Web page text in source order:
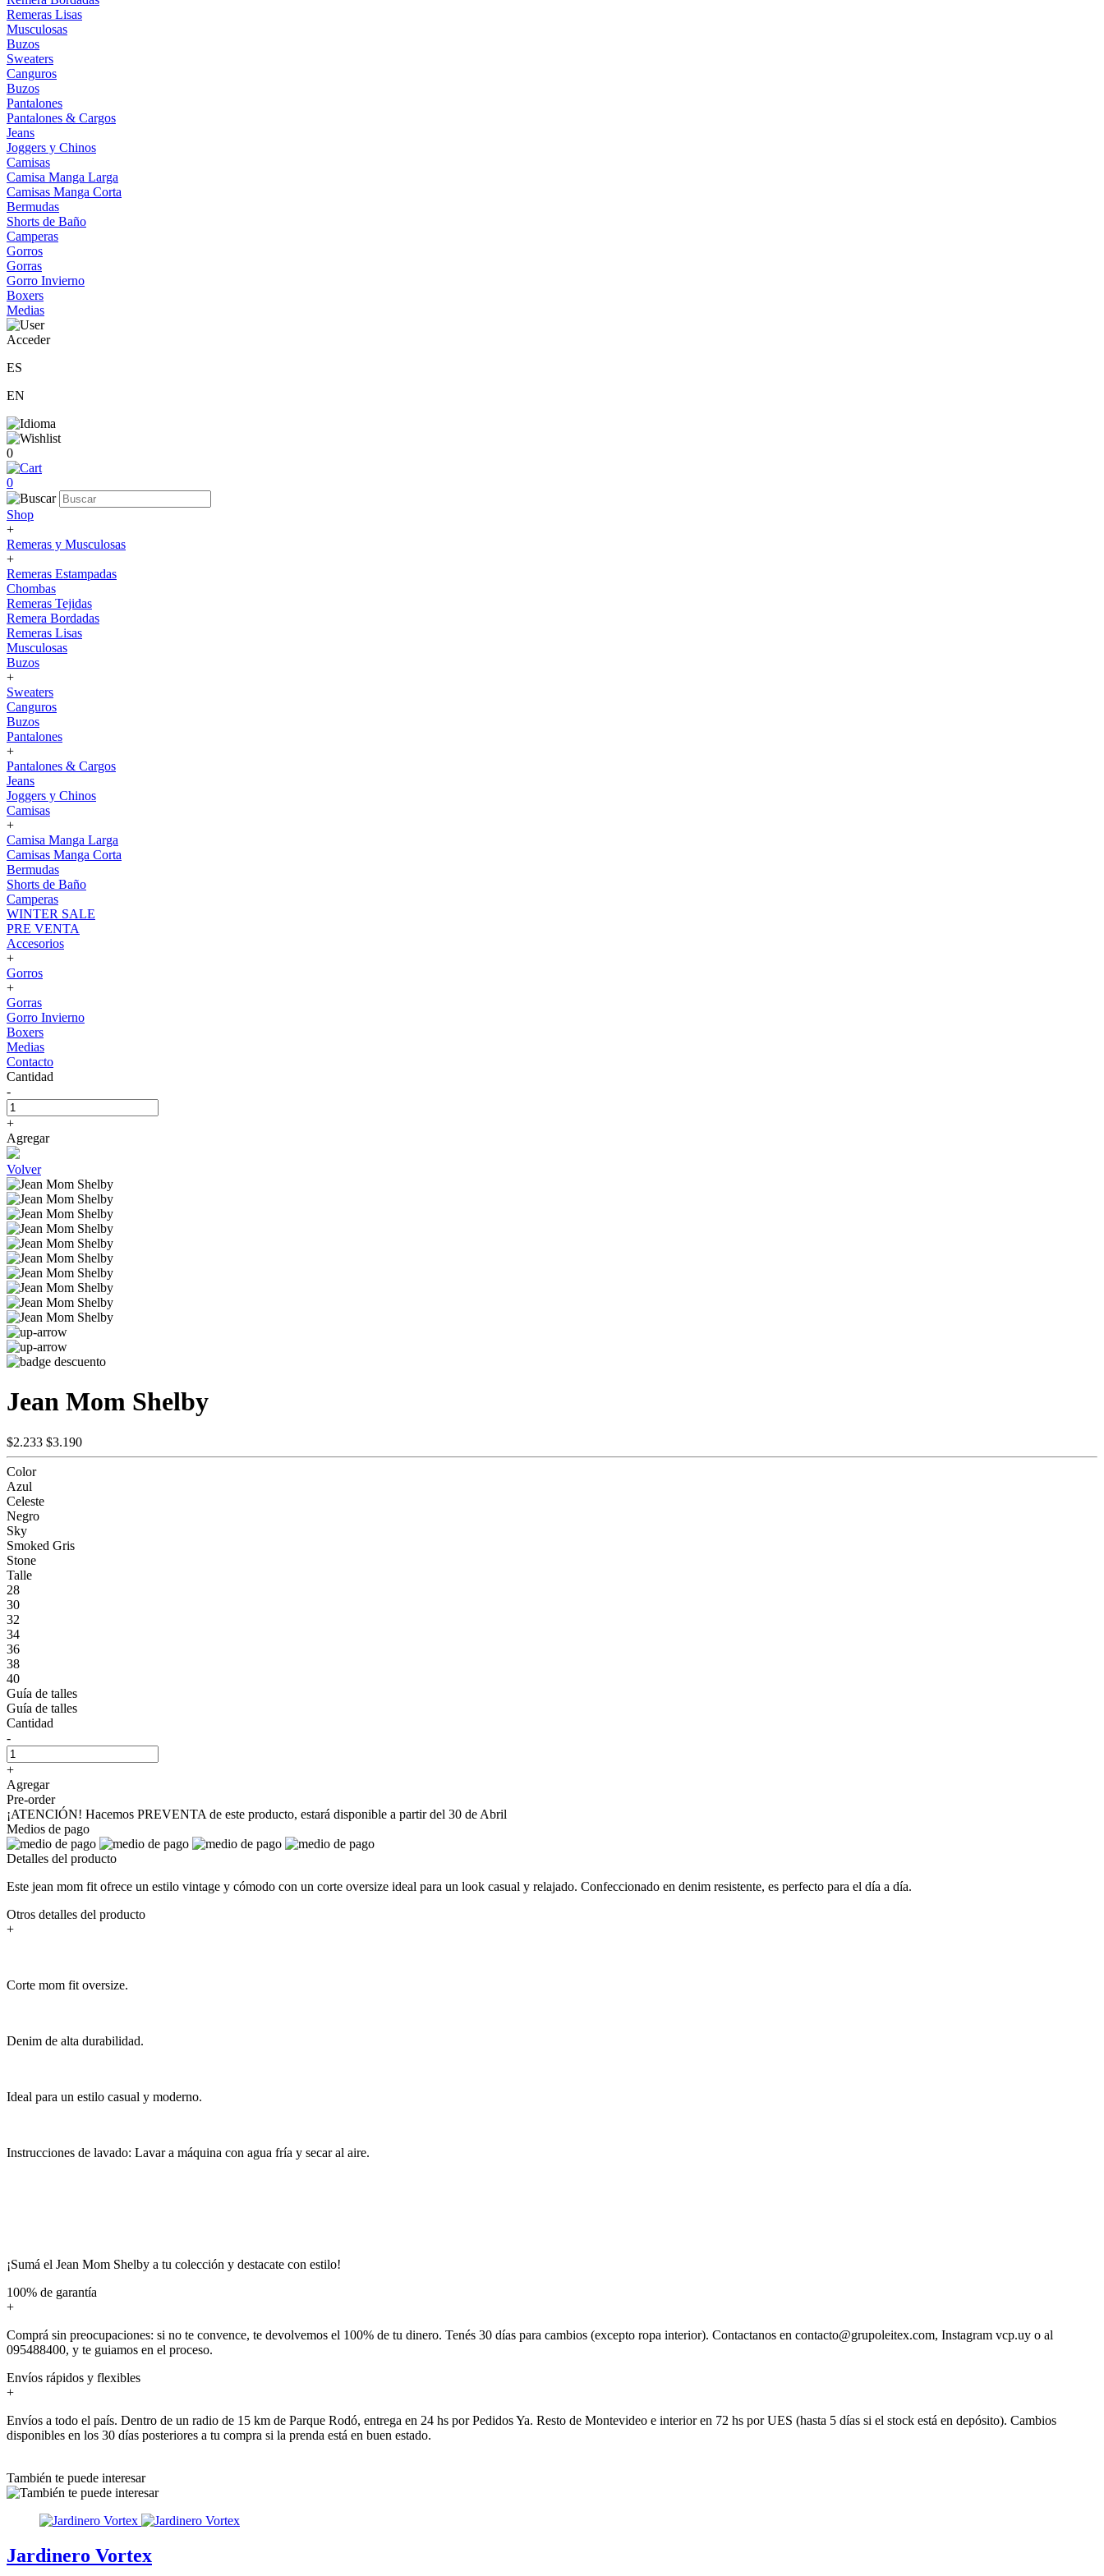
Remeras Lisas
Musculosas
Buzos
Sweaters
Canguros
Buzos
Pantalones
Pantalones & Cargos
Jeans
Joggers y Chinos
Camisas
Camisa Manga Larga
Camisas Manga Corta
Bermudas
Shorts de Baño
Camperas
Gorros
Gorras
Gorro Invierno
Boxers
Medias
Acceder
ES
EN
0
0
Shop
+
Remeras y Musculosas
+
Remeras Estampadas
Chombas
Remeras Tejidas
Remera Bordadas
Remeras Lisas
Musculosas
Buzos
+
Sweaters
Canguros
Buzos
Pantalones
+
Pantalones & Cargos
Jeans
Joggers y Chinos
Camisas
+
Camisa Manga Larga
Camisas Manga Corta
Bermudas
Shorts de Baño
Camperas
WINTER SALE
PRE VENTA
Accesorios
+
Gorros
+
Gorras
Gorro Invierno
Boxers
Medias
Contacto
Cantidad
-
+
Agregar
Volver
Jean Mom Shelby
$2.233 $3.190
Color
Azul
Celeste
Negro
Sky
Smoked Gris
Stone
Talle
28
30
32
34
36
38
40
Guía de talles
Guía de talles
Cantidad
-
+
Agregar
Pre-order
¡ATENCIÓN! Hacemos PREVENTA de este producto, estará disponible a partir del 30 de Abril
Medios de pago
Detalles del producto
Este jean mom fit ofrece un estilo vintage y cómodo con un corte oversize ideal para un look casual y relajado. Confeccionado en denim resistente, es perfecto para el día a día.
Otros detalles del producto
+
Corte mom fit oversize.
Denim de alta durabilidad.
Ideal para un estilo casual y moderno.
Instrucciones de lavado: Lavar a máquina con agua fría y secar al aire.
¡Sumá el Jean Mom Shelby a tu colección y destacate con estilo!
100% de garantía
+
Comprá sin preocupaciones: si no te convence, te devolvemos el 100% de tu dinero. Tenés 30 días para cambios (excepto ropa interior). Contactanos en contacto@grupoleitex.com, Instagram vcp.uy o al
095488400, y te guiamos en el proceso.
Envíos rápidos y flexibles
+
Envíos a todo el país. Dentro de un radio de 15 km de Parque Rodó, entrega en 24 hs por Pedidos Ya. Resto de Montevideo e interior en 72 hs por UES (hasta 5 días si el stock está en depósito). Cambios
disponibles en los 30 días posteriores a tu compra si la prenda está en buen estado.
También te puede interesar
Jardinero Vortex